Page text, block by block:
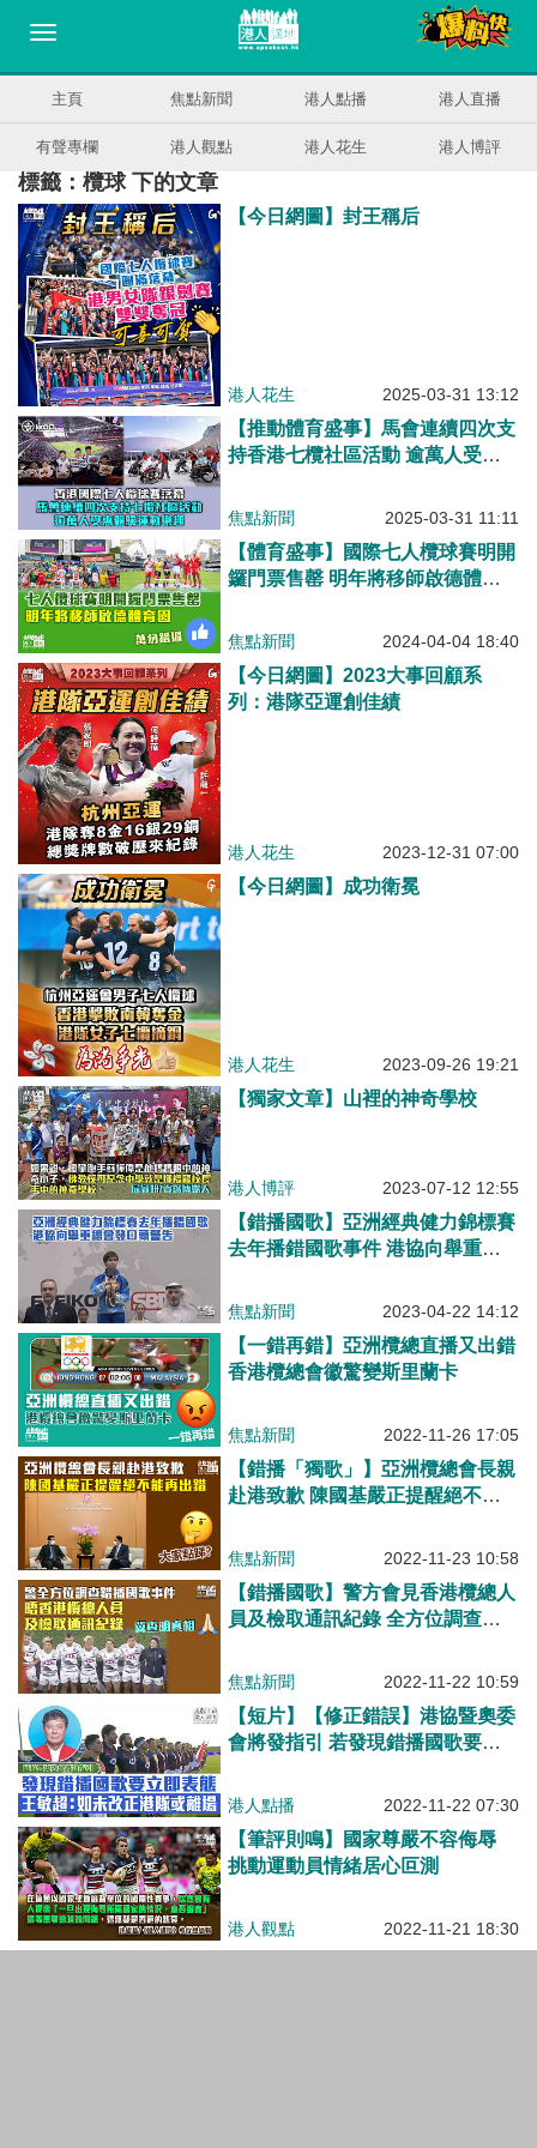
主頁 焦點新聞 港人點播 港人直播
有聲專欄 港人觀點 港人花生 港人博評
標籤：欖球 下的文章
【今日網圖】封王稱后
港人花生 2025-03-31 13:12
【推動體育盛事】馬會連續四次支
持香港七欖社區活動 逾萬人受惠
焦點新聞 2025-03-31 11:11
【體育盛事】國際七人欖球賽明開
鑼門票售罄 明年將移師啟德體育
焦點新聞 2024-04-04 18:40
【今日網圖】2023大事回顧系
列：港隊亞運創佳績
港人花生 2023-12-31 07:00
【今日網圖】成功衛冕
港人花生 2023-09-26 19:21
【獨家文章】山裡的神奇學校
港人博評 2023-07-12 12:55
【錯播國歌】亞洲經典健力錦標賽
去年播錯國歌事件 港協向舉重總
焦點新聞 2023-04-22 14:12
【一錯再錯】亞洲欖總直播又出錯
香港欖總會徽驚變斯里蘭卡
焦點新聞 2022-11-26 17:05
【錯播「獨歌」】亞洲欖總會長親
赴港致歉 陳國基嚴正提醒絕不能
焦點新聞 2022-11-23 10:58
【錯播國歌】警方會見香港欖總人
員及檢取通訊紀錄 全方位調查錯
焦點新聞 2022-11-22 10:59
【短片】【修正錯誤】港協暨奧委
會將發指引 若發現錯播國歌要即
出錯而未改正 港隊或離場
港人點播 2022-11-22 07:30
【筆評則鳴】國家尊嚴不容侮辱
挑動運動員情緒居心叵測
港人觀點 2022-11-21 18:30